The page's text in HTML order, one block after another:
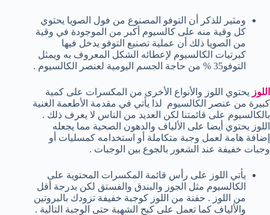
ومثير للذكر أن التوفو المصنوع من فول الصويا يحتوي
كل وقية منه على كالسيوم أكبر من الموجودة في وقية
من الصويا ذلك أن عملية تصنيع التوفو يدخل فيها
كبرتيات الكالسيوم لإعطائه الشكل المعروف به ويمثل
التوفو35 % من حاجة الجسم اليومية لعنصر الكالسيوم .
اللوز يحتوي اللوز والأنواع الأخرى من المكسرات على كمية
كبيرة من عنصر الكالسيوم لذا يأتي في مقدمة الأطعمة الغنية
بالكالسيوم على قائمتنا لكن العديد من الناس لا يعرف ذلك .
اللوز يحتوي أيضا على الألياف والدهون الصحية مما يجعله
إضافة هامة لعمل وجبة متكاملة أو استخدامه كمسليات أو
وجبات خفيفة عند الشعور بالجوع بين الوجبات .
يأتي اللوز على رأس قائمة المكسرات المحتوية على
الكالسيوم مثل الجوز والبندق والفستق لكن بدرجة أقل
من اللوز . حفنة من اللوز كوجبة خفيفة تزودك بالبروتين
والألياف كما تعمل على كبح الشهية حتى الوجبة التالية .